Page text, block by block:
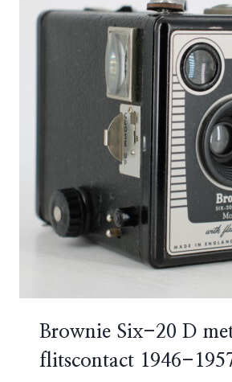
Brownie Six-20 D
flitscontact 1946-